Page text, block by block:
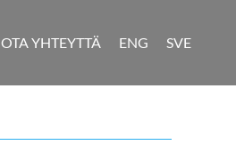
OTA YHTEYTTÄ ENG SVE